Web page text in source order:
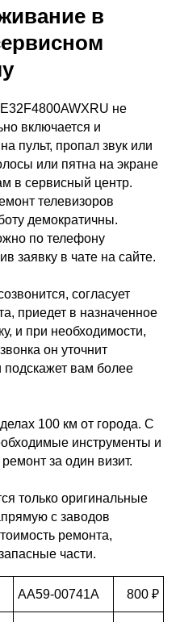
в
не
включается и
пульт, пропал звук или
или пятна на экране
в сервисный центр.
телевизоров
демократичны.
по телефону
заявку в чате на сайте.
согласует
приедет в назначенное
и при необходимости,
он уточнит
вам более
100 км от города. С
инструменты и
за один визит.
только оригинальные
с заводов
ремонта,
части.
AA59-00741A 800 ₽